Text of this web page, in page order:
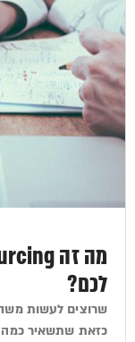
לכם?
שרוצים לעשות
כזאת שתשאיר כמה